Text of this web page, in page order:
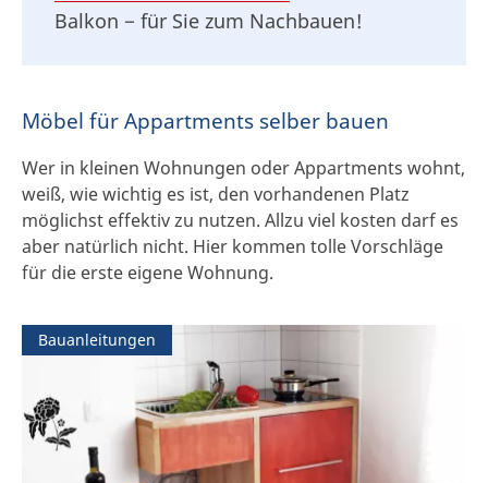
Balkon − für Sie zum Nachbauen!
Möbel für Appartments selber bauen
Wer in kleinen Wohnungen oder Appartments wohnt,
weiß, wie wichtig es ist, den vorhandenen Platz
möglichst effektiv zu nutzen. Allzu viel kosten darf es
aber natürlich nicht. Hier kommen tolle Vorschläge
für die erste eigene Wohnung.
Bauanleitungen